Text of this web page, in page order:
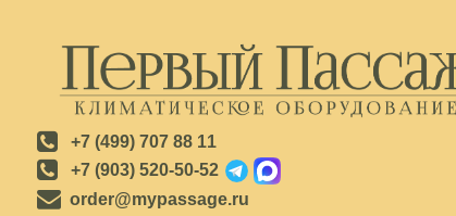
+7 (499) 707 88 11
+7 (903) 520-50-52
order@mypassage.ru